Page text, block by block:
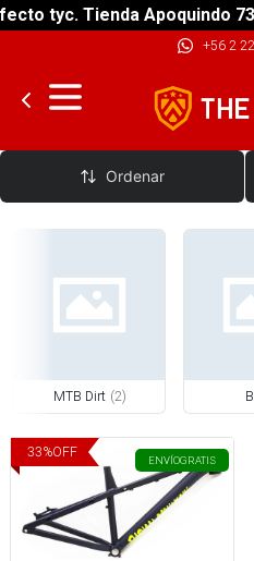
tyc. Tienda Apoquindo
+56 2
Marcos BMX
Ordenar
MTB Dirt (2)
33%OFF
ENVÍOGRATIS